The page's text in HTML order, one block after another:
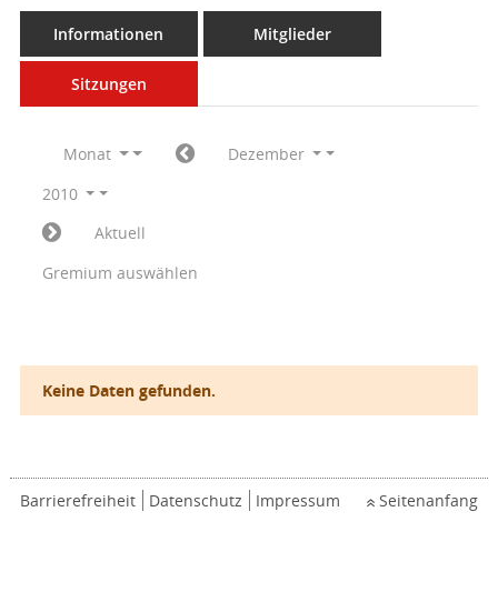
Informationen Mitglieder
Sitzungen
Monat
Dezember
2010
Aktuell
Gremium auswählen
Keine Daten gefunden.
Barrierefreiheit Datenschutz Impressum Seitenanfang